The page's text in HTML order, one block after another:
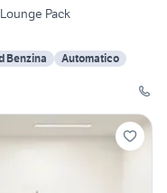
Pack
Benzina
Automatico